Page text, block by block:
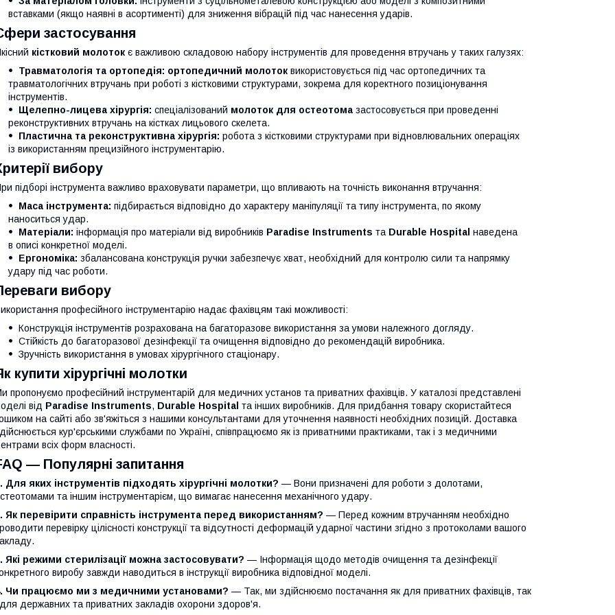
вставками (якщо наявні в асортименті) для зниження вібрацій під час нанесення ударів.
застосування
кістковий молоток є важливою складовою набору інструментів для проведення втручань у таких галузях:
Травматологія та ортопедія: ортопедичний молоток використовується під час ортопедичних та
травматологічних втручань при роботі з кістковими структурами, зокрема для коректного позиціонування
інструментів.
Щелепно-лицева хірургія: спеціалізований молоток для остеотома застосовується при проведенні
реконструктивних втручань на кістках лицьового скелета.
Пластична та реконструктивна хірургія: робота з кістковими структурами при відновлювальних операціях
із використанням прецизійного інструментарію.
вибору
підборі інструмента важливо враховувати параметри, що впливають на точність виконання втручання:
Маса інструмента: підбирається відповідно до характеру маніпуляції та типу інструмента, по якому
наноситься удар.
Матеріали: інформація про матеріали від виробників Paradise Instruments та Durable Hospital наведена
в описі конкретної моделі.
Ергономіка: збалансована конструкція ручки забезпечує хват, необхідний для контролю сили та напрямку
удару під час роботи.
вибору
професійного інструментарію надає фахівцям такі можливості:
Конструкція інструментів розрахована на багаторазове використання за умови належного догляду.
Стійкість до багаторазової дезінфекції та очищення відповідно до рекомендацій виробника.
Зручність використання в умовах хірургічного стаціонару.
купити хірургічні молотки
пропонуємо професійний інструментарій для медичних установ та приватних фахівців. У каталозі представлені
від Paradise Instruments, Durable Hospital та інших виробників. Для придбання товару скористайтеся
на сайті або зв'яжіться з нашими консультантами для уточнення наявності необхідних позицій. Доставка
кур'єрськими службами по Україні, співпрацюємо як із приватними практиками, так і з медичними
всіх форм власності.
— Популярні запитання
Для яких інструментів підходять хірургічні молотки? — Вони призначені для роботи з долотами,
та іншим інструментарієм, що вимагає нанесення механічного удару.
Як перевірити справність інструмента перед використанням? — Перед кожним втручанням необхідно
перевірку цілісності конструкції та відсутності деформацій ударної частини згідно з протоколами вашого
Які режими стерилізації можна застосовувати? — Інформація щодо методів очищення та дезінфекції
виробу завжди наводиться в інструкції виробника відповідної моделі.
Чи працюємо ми з медичними установами? — Так, ми здійснюємо постачання як для приватних фахівців, так
для державних та приватних закладів охорони здоров'я.